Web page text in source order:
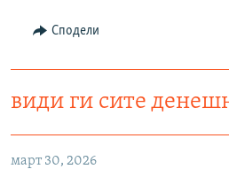
Сподели
види ги сите
март 30, 2026